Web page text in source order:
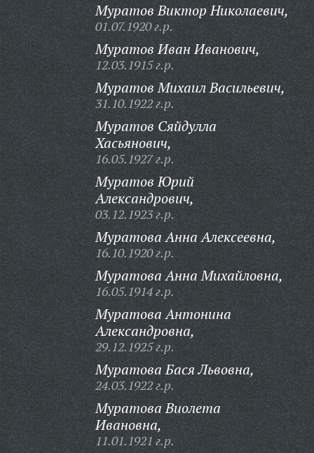
Муратов Виктор Николаевич,
01.07.1920 г.р.
Муратов Иван Иванович,
12.03.1915 г.р.
Муратов Михаил Васильевич,
31.10.1922 г.р.
Муратов Сяйдулла
Хасьянович,
16.05.1927 г.р.
Муратов Юрий
Александрович,
03.12.1923 г.р.
Муратова Анна Алексеевна,
16.10.1920 г.р.
Муратова Анна Михайловна,
16.05.1914 г.р.
Муратова Антонина
Александровна,
29.12.1925 г.р.
Муратова Бася Львовна,
24.03.1922 г.р.
Муратова Виолета
Ивановна,
11.01.1921 г.р.